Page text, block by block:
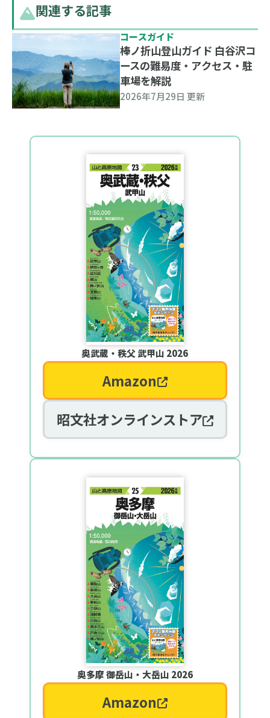
関連する記事
コースガイド
棒ノ折山登山ガイド 白谷沢コ
ースの難易度・アクセス・駐
車場を解説
2026年7月29日 更新
奥武蔵・秩父 武甲山 2026
Amazon
昭文社オンラインストア
奥多摩 御岳山・大岳山 2026
Amazon